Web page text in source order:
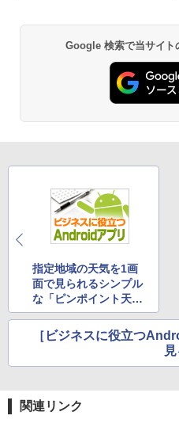
Google 検索で当サイト
指定地域の天気を1画
面で見られるシンプル
な「ピンポイント天
気」
［ビジネスに役立つ
関連リンク